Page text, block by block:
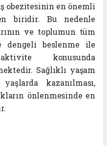
obezitesinin en önemli
biridir. Bu nedenle
ve toplumun tüm
dengeli beslenme ile
konusunda
Sağlıklı yaşam
kazanılması,
önlenmesinde en